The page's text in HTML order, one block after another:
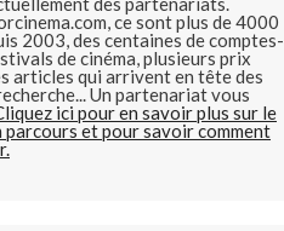
ce sont plus de 4000
2003, des centaines de comptes-
de cinéma, plusieurs prix
articles qui arrivent en tête des
Un partenariat vous
ici pour en savoir plus sur le
parcours et pour savoir comment